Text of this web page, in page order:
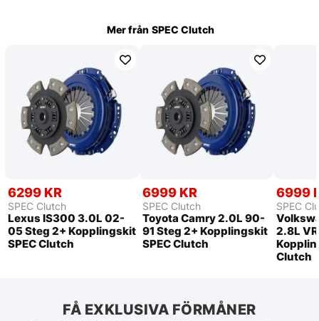
Mer från SPEC Clutch
6299 KR
SPEC Clutch
Lexus IS300 3.0L 02-
05 Steg 2+ Kopplingskit
SPEC Clutch
6999 KR
SPEC Clutch
Toyota Camry 2.0L 90-
91 Steg 2+ Kopplingskit
SPEC Clutch
6999
SPEC
2.8L
Clutch
FÅ EXKLUSIVA FÖRMÅNER